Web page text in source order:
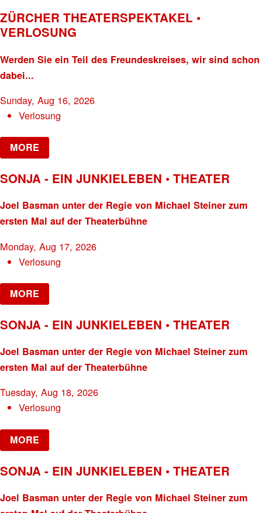
ZÜRCHER THEATERSPEKTAKEL •
VERLOSUNG
Werden Sie ein Teil des Freundeskreises, wir sind schon
dabei...
Sunday, Aug 16, 2026
Verlosung
MORE
SONJA - EIN JUNKIELEBEN • THEATER
Joel Basman unter der Regie von Michael Steiner zum
ersten Mal auf der Theaterbühne
Monday, Aug 17, 2026
Verlosung
MORE
SONJA - EIN JUNKIELEBEN • THEATER
Joel Basman unter der Regie von Michael Steiner zum
ersten Mal auf der Theaterbühne
Tuesday, Aug 18, 2026
Verlosung
MORE
SONJA - EIN JUNKIELEBEN • THEATER
Joel Basman unter der Regie von Michael Steiner zum